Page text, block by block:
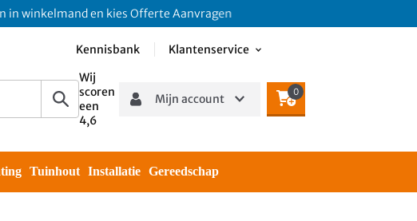
en kies Offerte Aanvragen
Kennisbank
Klantenservice
Wij
scoren
een
4,6
Mijn account
0
Tuinhout Installatie Gereedschap